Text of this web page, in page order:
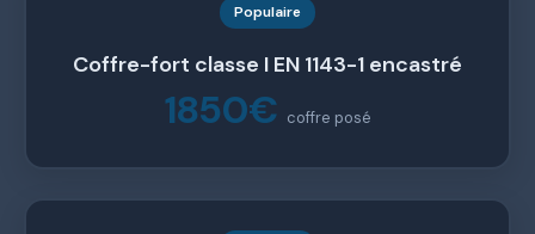
Populaire
Coffre-fort classe I EN 1143-1 encastré
1850€ coffre posé